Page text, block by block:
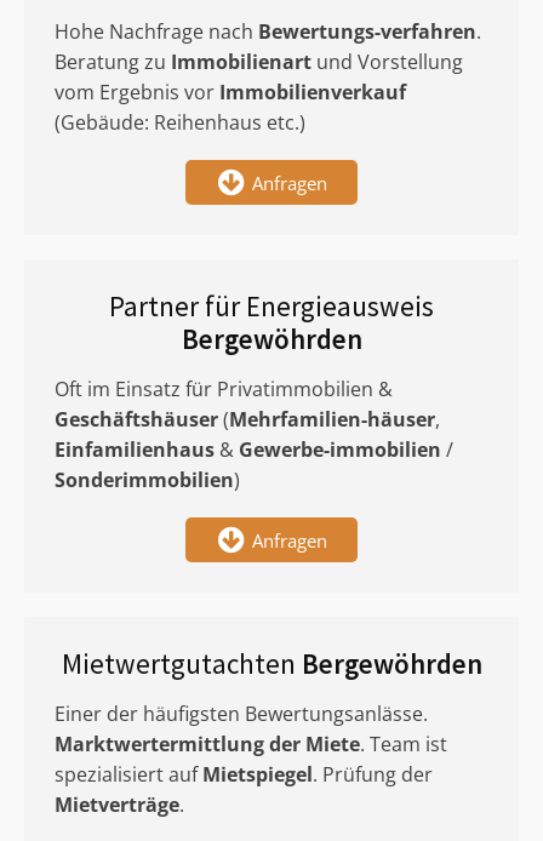
Hohe Nachfrage nach Bewertungs-verfahren.
Beratung zu Immobilienart und Vorstellung
vom Ergebnis vor Immobilienverkauf
(Gebäude: Reihenhaus etc.)
Anfragen
Partner für Energieausweis
Bergewöhrden
Oft im Einsatz für Privatimmobilien &
Geschäftshäuser(Mehrfamilien-häuser,
Einfamilienhaus & Gewerbe-immobilien /
Sonderimmobilien)
Anfragen
Mietwertgutachten Bergewöhrden
Einer der häufigsten Bewertungsanlässe.
Marktwertermittlungder Miete. Team ist
spezialisiert aufMietspiegel. Prüfung der
Mietverträge.